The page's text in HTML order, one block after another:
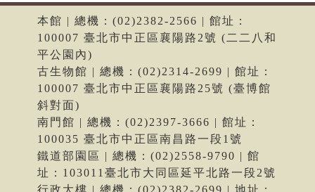
本館 | 總機：(02)2382-2566 | 館址：
100007 臺北市中正區襄陽路2號 (二二八和
平公園內)
古生物館 | 總機：(02)2314-2699 | 館址：
100007 臺北市中正區襄陽路25號 (臺博館
斜對面)
南門館 | 總機：(02)2397-3666 | 館址：
100035 臺北市中正區南昌路一段1號
鐵道部園區 | 總機：(02)2558-9790 | 館
址：103011臺北市大同區延平北路一段2號
行政大樓 | 總機：(02)2382-2699 | 地址：